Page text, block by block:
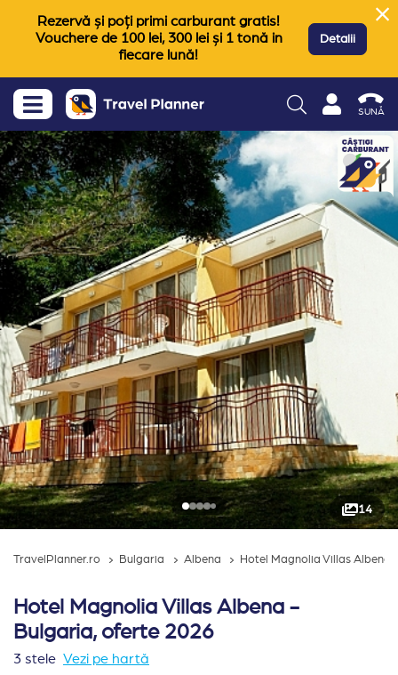
Rezervă și poți primi carburant gratis!
Vouchere de 100 lei, 300 lei și 1 tonă in
fiecare lună!
Detalii
SUNĂ
14
TravelPlanner.ro Bulgaria Albena Hotel Magnolia Villas Albena
Hotel Magnolia Villas Albena -
Bulgaria, oferte 2026
3 stele Vezi pe hartă